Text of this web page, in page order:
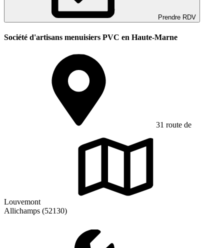
Prendre RDV
Société d'artisans menuisiers PVC en Haute-Marne
31 route de
Louvemont
Allichamps (52130)